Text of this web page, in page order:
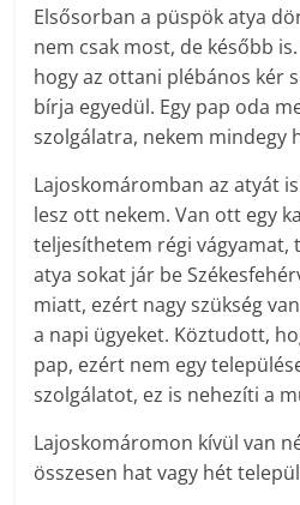
Elsősorban a püspök atya
nem csak most, de később
hogy az ottani plébános kér
bírja egyedül. Egy pap oda
szolgálatra, nekem mindegy
Lajoskomáromban az atyát
lesz ott nekem. Van ott egy
teljesíthetem régi vágyamat,
atya sokat jár be
miatt, ezért nagy szükség
a napi ügyeket. Köztudott,
pap, ezért nem egy
szolgálatot, ez is nehezíti a
Lajoskomáromon kívül van
összesen hat vagy hét